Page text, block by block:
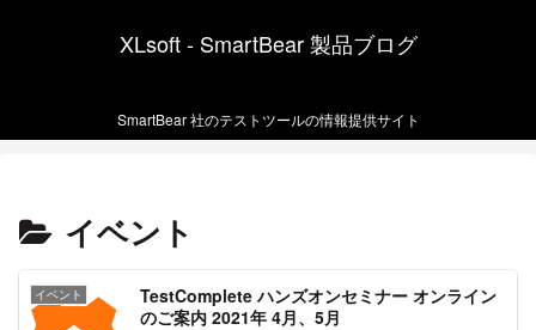
XLsoft - SmartBear 製品ブログ
SmartBear 社のテストツールの情報提供サイト
イベント
イベント
TestComplete ハンズオンセミナー オンライン
のご案内 2021年 4月、5月